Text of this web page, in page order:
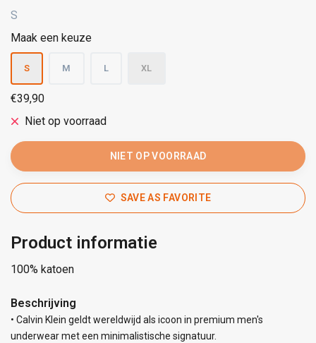
S
Maak een keuze
S M L XL
€39,90
Niet op voorraad
NIET OP VOORRAAD
SAVE AS FAVORITE
Product informatie
100% katoen
Beschrijving
• Calvin Klein geldt wereldwijd als icoon in premium men's
underwear met een minimalistische signatuur.